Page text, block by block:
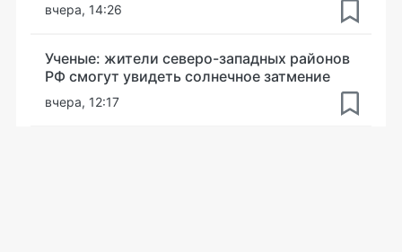
вчера, 14:26
Ученые: жители северо-западных районов
РФ смогут увидеть солнечное затмение
вчера, 12:17